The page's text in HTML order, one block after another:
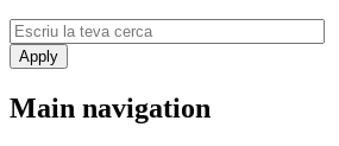
Main navigation